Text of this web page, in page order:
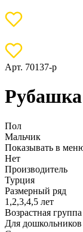
Арт. 70137-р
Рубашка
Пол
Мальчик
Показывать в
Нет
Производитель
Турция
Размерный ряд
1,2,3,4,5 лет
Возрастная группа
Для дошкольников